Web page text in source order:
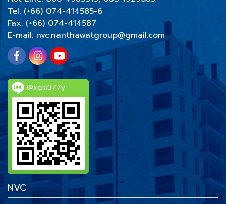
Tel: (+66) 074-414585-6
Fax: (+66) 074-414587
E-mail: nvc.nanthawatgroup@gmail.com
@xcn1377y
NVC